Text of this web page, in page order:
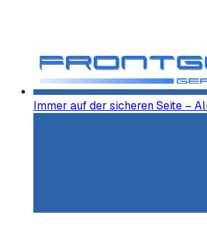
Immer auf der sicheren Seite –